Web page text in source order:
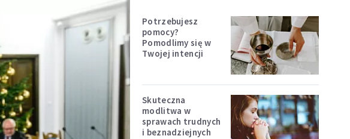
Potrzebujesz
pomocy?
Pomodlimy się w
Twojej intencji
Skuteczna
modlitwa w
sprawach trudnych
i beznadziejnych